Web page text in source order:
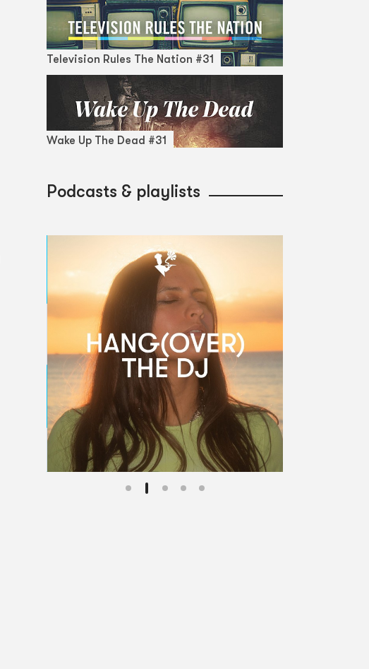
Television Rules The Nation #31
Wake Up The Dead #31
Podcasts & playlists